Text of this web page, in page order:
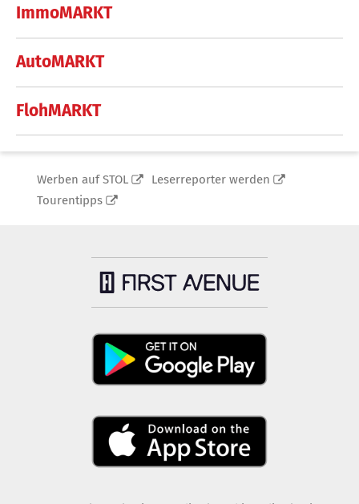
ImmoMARKT
AutoMARKT
FlohMARKT
Werben auf STOL
Leserreporter werden
Tourentipps